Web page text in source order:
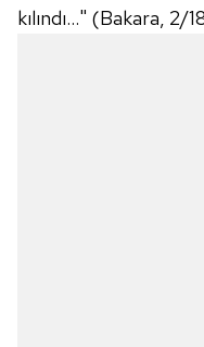
kılındı..." (Bakara,